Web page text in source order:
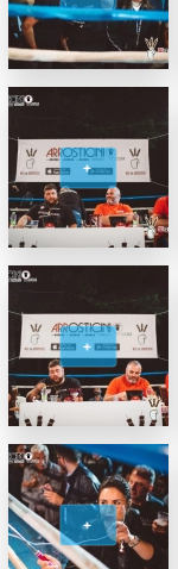
+
+
+